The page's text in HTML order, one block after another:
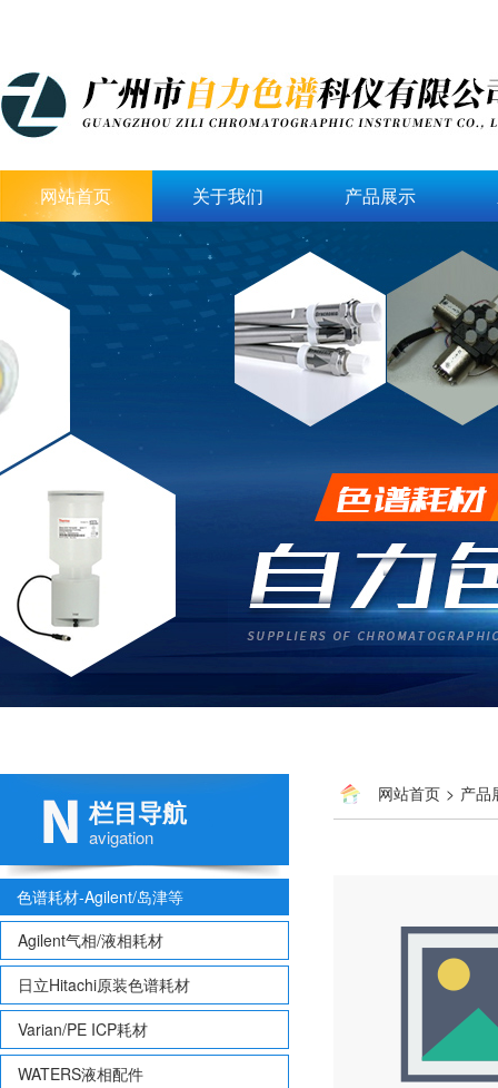
网站首页 关于我们 产品展示
栏目导航
avigation
色谱耗材-Agilent/岛津等
Agilent气相/液相耗材
日立Hitachi原装色谱耗材
Varian/PE ICP耗材
WATERS液相配件
网站首页 > 产品